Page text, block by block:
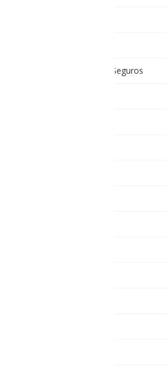
Celulares Intrínsecamente Seguros